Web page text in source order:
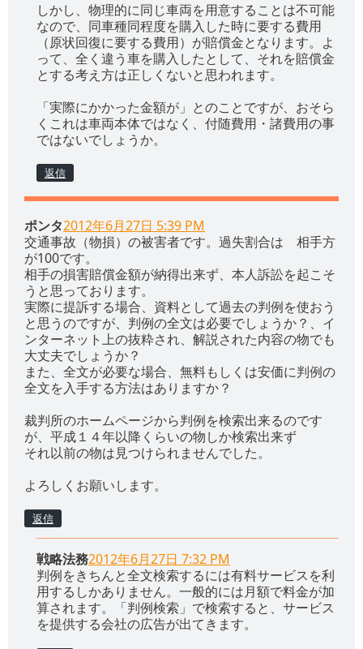
しかし、物理的に同じ車両を用意することは不可能
なので、同車種同程度を購入した時に要する費用
（原状回復に要する費用）が賠償金となります。よ
って、全く違う車を購入したとして、それを賠償金
とする考え方は正しくないと思われます。
「実際にかかった金額が」とのことですが、おそら
くこれは車両本体ではなく、付随費用・諸費用の事
ではないでしょうか。
返信
ポンタ2012年6月27日 5:39 PM
交通事故（物損）の被害者です。過失割合は 相手方
が100です。
相手の損害賠償金額が納得出来ず、本人訴訟を起こそ
うと思っております。
実際に提訴する場合、資料として過去の判例を使おう
と思うのですが、判例の全文は必要でしょうか？、イ
ンターネット上の抜粋され、解説された内容の物でも
大丈夫でしょうか？
また、全文が必要な場合、無料もしくは安価に判例の
全文を入手する方法はありますか？
裁判所のホームページから判例を検索出来るのです
が、平成１４年以降くらいの物しか検索出来ず
それ以前の物は見つけられませんでした。
よろしくお願いします。
返信
戦略法務2012年6月27日 7:32 PM
判例をきちんと全文検索するには有料サービスを利
用するしかありません。一般的には月額で料金が加
算されます。「判例検索」で検索すると、サービス
を提供する会社の広告が出てきます。